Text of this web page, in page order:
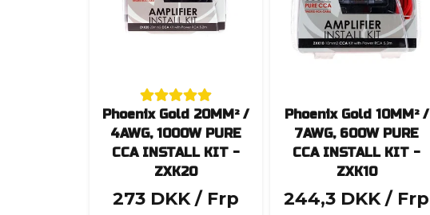
Phoenix Gold 20MM² /
4AWG, 1000W PURE
CCA INSTALL KIT -
ZXK20
273 DKK / Frp
Phoenix Gold 10MM² /
7AWG, 600W PURE
CCA INSTALL KIT -
ZXK10
244,3 DKK / Frp